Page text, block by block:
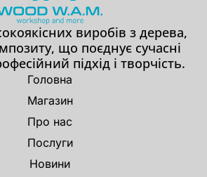
виробів з дерева,
що поєднує сучасні
підхід і творчість.
Головна
Магазин
Про нас
Послуги
Новини